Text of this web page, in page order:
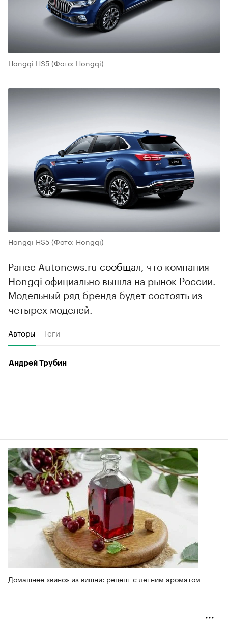
Hongqi HS5(Фото: Hongqi)
Hongqi HS5(Фото: Hongqi)
Ранее Autonews.ru сообщал, что компания
Hongqi официально вышла на рынок России.
Модельный ряд бренда будет состоять из
четырех моделей.
Авторы Теги
Андрей Трубин
Домашнее «вино» из вишни: рецепт с летним ароматом